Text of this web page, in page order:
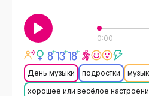
0:00
День музыки подростки
хорошее или весёлое